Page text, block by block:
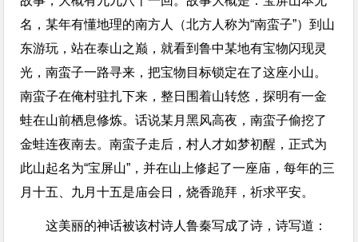
名，某年有懂地理的南方人（北方人称为“南蛮子”）到山
东游玩，站在泰山之巅，就看到鲁中某地有宝物闪现灵
光，南蛮子一路寻来，把宝物目标锁定在了这座小山。
南蛮子在俺村驻扎下来，整日围着山转悠，探明有一金
蛙在山前栖息修炼。话说某月黑风高夜，南蛮子偷挖了
金蛙连夜南去。南蛮子走后，村人才如梦初醒，正式为
此山起名为“宝屏山”，并在山上修起了一座庙，每年的三
月十五、九月十五是庙会日，烧香跪拜，祈求平安。
这美丽的神话被该村诗人鲁秦写成了诗，诗写道：